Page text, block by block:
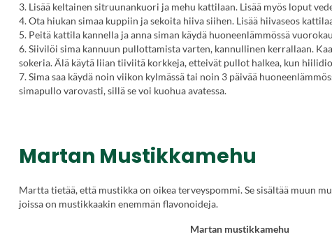
3. Lisää keltainen sitruunankuori ja mehu kattilaan. Lisää myös loput
4. Ota hiukan simaa kuppiin ja sekoita hiiva siihen. Lisää hiivaseos
5. Peitä kattila kannella ja anna siman käydä huoneenlämmössä
6. Siivilöi sima kannuun pullottamista varten, kannullinen kerrallaan.
sokeria. Älä käytä liian tiiviitä korkkeja, etteivät pullot halkea, kun
7. Sima saa käydä noin viikon kylmässä tai noin 3 päivää
simapullo varovasti, sillä se voi kuohua avatessa.
Martan Mustikkamehu
Martta tietää, että mustikka on oikea terveyspommi. Se sisältää muun
joissa on mustikkaakin enemmän flavonoideja.
Martan mustikkamehu